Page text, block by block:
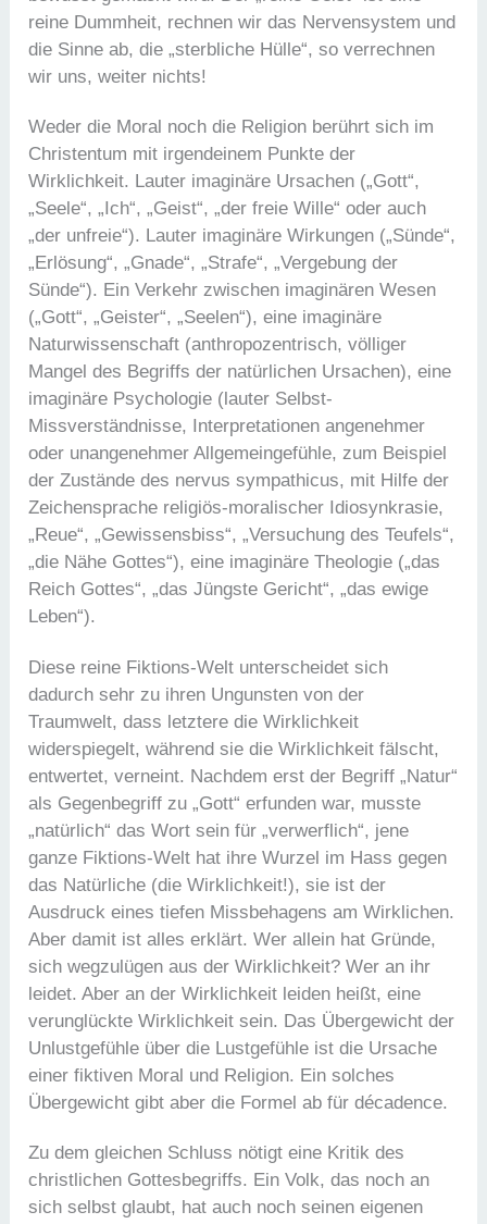
reine Dummheit, rechnen wir das Nervensystem und
die Sinne ab, die „sterbliche Hülle“, so verrechnen
wir uns, weiter nichts!
Weder die Moral noch die Religion berührt sich im
Christentum mit irgendeinem Punkte der
Wirklichkeit. Lauter imaginäre Ursachen („Gott“,
„Seele“, „Ich“, „Geist“, „der freie Wille“ oder auch
„der unfreie“). Lauter imaginäre Wirkungen („Sünde“,
„Erlösung“, „Gnade“, „Strafe“, „Vergebung der
Sünde“). Ein Verkehr zwischen imaginären Wesen
(„Gott“, „Geister“, „Seelen“), eine imaginäre
Naturwissenschaft (anthropozentrisch, völliger
Mangel des Begriffs der natürlichen Ursachen), eine
imaginäre Psychologie (lauter Selbst-
Missverständnisse, Interpretationen angenehmer
oder unangenehmer Allgemeingefühle, zum Beispiel
der Zustände des nervus sympathicus, mit Hilfe der
Zeichensprache religiös-moralischer Idiosynkrasie,
„Reue“, „Gewissensbiss“, „Versuchung des Teufels“,
„die Nähe Gottes“), eine imaginäre Theologie („das
Reich Gottes“, „das Jüngste Gericht“, „das ewige
Leben“).
Diese reine Fiktions-Welt unterscheidet sich
dadurch sehr zu ihren Ungunsten von der
Traumwelt, dass letztere die Wirklichkeit
widerspiegelt, während sie die Wirklichkeit fälscht,
entwertet, verneint. Nachdem erst der Begriff „Natur“
als Gegenbegriff zu „Gott“ erfunden war, musste
„natürlich“ das Wort sein für „verwerflich“, jene
ganze Fiktions-Welt hat ihre Wurzel im Hass gegen
das Natürliche (die Wirklichkeit!), sie ist der
Ausdruck eines tiefen Missbehagens am Wirklichen.
Aber damit ist alles erklärt. Wer allein hat Gründe,
sich wegzulügen aus der Wirklichkeit? Wer an ihr
leidet. Aber an der Wirklichkeit leiden heißt, eine
verunglückte Wirklichkeit sein. Das Übergewicht der
Unlustgefühle über die Lustgefühle ist die Ursache
einer fiktiven Moral und Religion. Ein solches
Übergewicht gibt aber die Formel ab für décadence.
Zu dem gleichen Schluss nötigt eine Kritik des
christlichen Gottesbegriffs. Ein Volk, das noch an
sich selbst glaubt, hat auch noch seinen eigenen